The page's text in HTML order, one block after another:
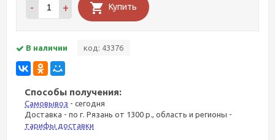
- + Купить
В наличии код: 43376
Способы получения:
Самовывоз - сегодня
Доставка - по г. Рязань от 1300 р., область и регионы -
тарифы доставки